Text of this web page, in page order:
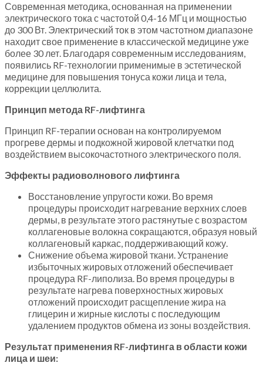
Современная методика, основанная на применении
электрического тока с частотой 0,4-16 МГц и мощностью
до 300 Вт. Электрический ток в этом частотном диапазоне
находит свое применение в классической медицине уже
более 30 лет. Благодаря современным исследованиям,
появились RF-технологии применимые в эстетической
медицине для повышения тонуса кожи лица и тела,
коррекции целлюлита.
Принцип метода RF-лифтинга
Принцип RF-терапии основан на контролируемом
прогреве дермы и подкожной жировой клетчатки под
воздействием высокочастотного электрического поля.
Эффекты радиоволнового лифтинга
Восстановление упругости кожи. Во время
процедуры происходит нагревание верхних слоев
дермы, в результате этого растянутые с возрастом
коллагеновые волокна сокращаются, образуя новый
коллагеновый каркас, поддерживающий кожу.
Снижение объема жировой ткани. Устранение
избыточных жировых отложений обеспечивает
процедура RF-липолиза. Во время процедуры в
результате нагрева поверхностных жировых
отложений происходит расщепление жира на
глицерин и жирные кислоты с последующим
удалением продуктов обмена из зоны воздействия.
Результат применения RF-лифтинга в области кожи
лица и шеи: